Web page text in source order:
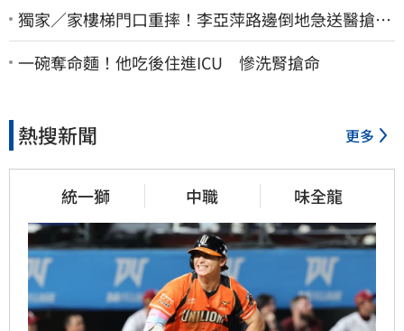
獨家／家樓梯門口重摔！李亞萍路邊倒地急送醫搶
命 「最新傷況」曝
一碗奪命麵！他吃後住進ICU 慘洗腎搶命
熱搜新聞 更多
統一獅 中職 味全龍